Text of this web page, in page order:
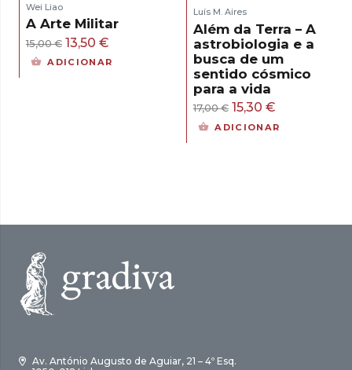
Wei Liao
A Arte Militar
15,00€ O
preço
13,50 €
preço
ADICIONAR
Luís M. Aires
Além da Terra – A
astrobiologia e a
busca de um
sentido cósmico
para a vida
17,00€ O
preço
15,30 €O
preço
ADICIONAR
Av. António Augusto de Aguiar, 21 – 4º Esq.